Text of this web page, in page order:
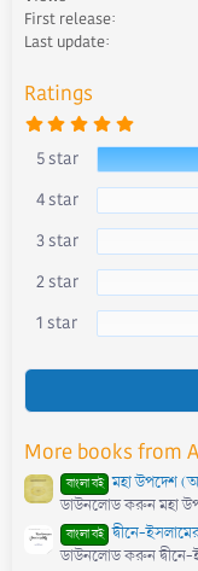
n
s
First release
Last update
Ratings
5
0
0
s
a
r
5 star
4 star
3 star
2 star
1 star
More books from
বাংলা বই মহা উপদেশ
ডাউনলোড করুন মহা
বাংলা বই দ্বীনে-
ডাউনলোড করুন দ্বীনে-